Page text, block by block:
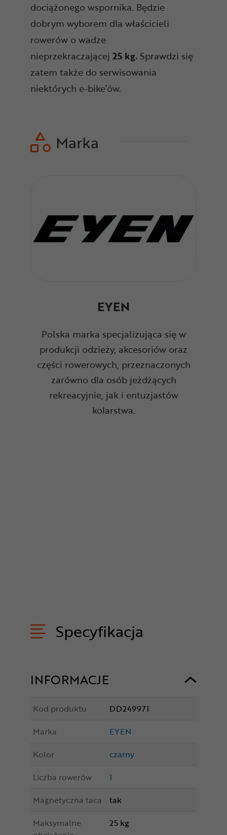
dociążonego wspornika. Będzie
dobrym wyborem dla właścicieli
rowerów o wadze
nieprzekraczającej 25 kg. Sprawdzi się
zatem także do serwisowania
niektórych e-bike’ów.
Marka
EYEN
Polska marka specjalizująca się w
produkcji odzieży, akcesoriów oraz
części rowerowych, przeznaczonych
zarówno dla osób jeżdżących
rekreacyjnie, jak i entuzjastów
kolarstwa.
Specyfikacja
INFORMACJE
Kod produktu
DD249971
Marka
EYEN
Kolor
czarny
Liczba rowerów
1
Magnetyczna taca
tak
Maksymalne
25 kg